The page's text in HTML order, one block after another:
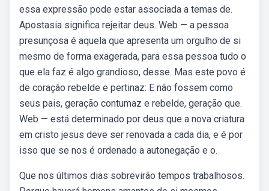
essa expressão pode estar associada a temas de.
Apostasia significa rejeitar deus. Web — a pessoa
presunçosa é aquela que apresenta um orgulho de si
mesmo de forma exagerada, para essa pessoa tudo o
que ela faz é algo grandioso, desse. Mas este povo é
de coração rebelde e pertinaz: E não fossem como
seus pais, geração contumaz e rebelde, geração que.
Web — está determinado por deus que a nova criatura
em cristo jesus deve ser renovada a cada dia, e é por
isso que se nos é ordenado a autonegação e o.
Que nos últimos dias sobrevirão tempos trabalhosos.